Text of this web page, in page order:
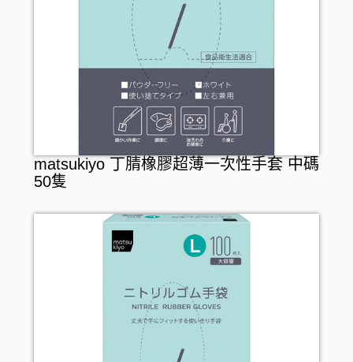
matsukiyo 丁腈橡膠超薄一次性手套 中碼
50隻